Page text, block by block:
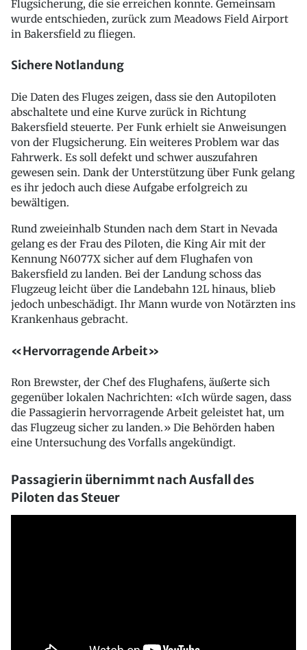
Flugsicherung, die sie erreichen konnte. Gemeinsam
wurde entschieden, zurück zum Meadows Field Airport
in Bakersfield zu fliegen.
Sichere Notlandung
Die Daten des Fluges zeigen, dass sie den Autopiloten
abschaltete und eine Kurve zurück in Richtung
Bakersfield steuerte. Per Funk erhielt sie Anweisungen
von der Flugsicherung. Ein weiteres Problem war das
Fahrwerk. Es soll defekt und schwer auszufahren
gewesen sein. Dank der Unterstützung über Funk gelang
es ihr jedoch auch diese Aufgabe erfolgreich zu
bewältigen.
Rund zweieinhalb Stunden nach dem Start in Nevada
gelang es der Frau des Piloten, die King Air mit der
Kennung N6077X sicher auf dem Flughafen von
Bakersfield zu landen. Bei der Landung schoss das
Flugzeug leicht über die Landebahn 12L hinaus, blieb
jedoch unbeschädigt. Ihr Mann wurde von Notärzten ins
Krankenhaus gebracht.
«Hervorragende Arbeit»
Ron Brewster, der Chef des Flughafens, äußerte sich
gegenüber lokalen Nachrichten: «Ich würde sagen, dass
die Passagierin hervorragende Arbeit geleistet hat, um
das Flugzeug sicher zu landen.» Die Behörden haben
eine Untersuchung des Vorfalls angekündigt.
Passagierin übernimmt nach Ausfall des
Piloten das Steuer